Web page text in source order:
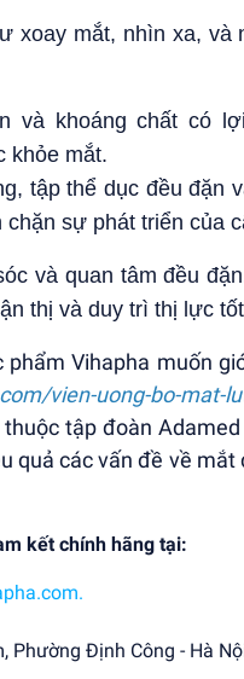
xoay mắt, nhìn xa, và
và khoáng chất có
khỏe mắt.
tập thể dục đều đặn
sự phát triển của
và quan tâm đều
thị và duy trì thị lực
Vihapha muốn
vien-uong-bo-mat-
tập đoàn Adamed
quả các vấn đề về mắt
kết chính hãng tại:
.
Phường Định Công - Hà